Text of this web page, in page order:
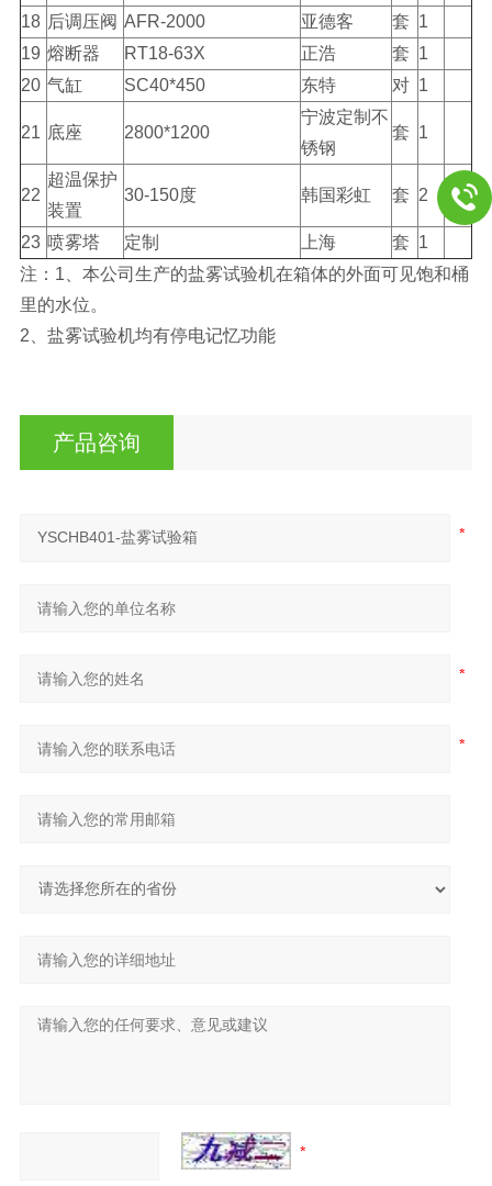
18 后调压阀 AFR-2000 亚德客 套 1
19 熔断器 RT18-63X 正浩 套 1
20 气缸 SC40*450 东特 对 1
21 底座 2800*1200
宁波定制不
锈钢
套 1
22
超温保护
装置
30-150度 韩国彩虹 套 2
23 喷雾塔 定制 上海 套 1
注：1、本公司生产的盐雾试验机在箱体的外面可见饱和桶
里的水位。
2、盐雾试验机均有停电记忆功能
产品咨询